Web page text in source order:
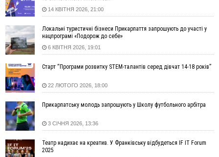
командир з Надвірної на псевдо «Француз»
18:45
Є висока потреба у кількох групах крові: прикарпатців
просять у серпні ставати донорами
18:07
У Франківську звільнили водія маршрутки, який зневажив і
образив матір загиблого воїна
17:40
У горах на Прикарпатті з водоспаду впала жінка і загинула
17:04
Пільгова іпотека без обмежень: blago розширює участь ЖК
SKYGARDEN у програмі «єОселя»
16:24
Калуський проєкт «КО-ХАТИ. Море питань» представить
Україну на архітектурній виставці у Венеції
осіннього врожаю
14 КВІТНЯ 2026, 21:00
Локальні туристичні бізнеси Прикарпаття запрошують до участі у
нацпрограмі «Подорож до себе»
6 КВІТНЯ 2026, 19:01
Старт “Програми розвитку STEM-талантів серед дівчат 14-18 років”
22 ЛЮТОГО 2026, 18:00
Прикарпатську молодь запрошують у Школу футбольного арбітра
3 СІЧНЯ 2026, 13:36
Театр надихає на креатив. У Франківську відбудеться IF IT Forum
2025